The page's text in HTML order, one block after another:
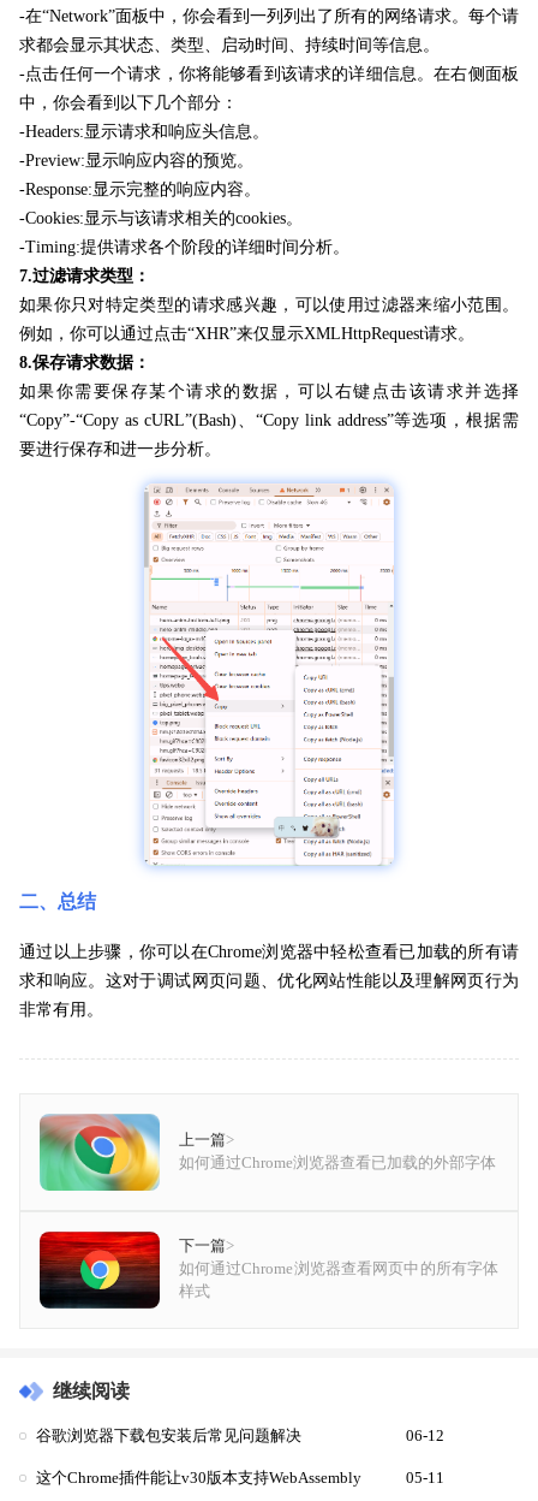
-在“Network”面板中，你会看到一列列出了所有的网络请求。每个请
求都会显示其状态、类型、启动时间、持续时间等信息。
-点击任何一个请求，你将能够看到该请求的详细信息。在右侧面板
中，你会看到以下几个部分：
-Headers:显示请求和响应头信息。
-Preview:显示响应内容的预览。
-Response:显示完整的响应内容。
-Cookies:显示与该请求相关的cookies。
-Timing:提供请求各个阶段的详细时间分析。
7.过滤请求类型：
如果你只对特定类型的请求感兴趣，可以使用过滤器来缩小范围。
例如，你可以通过点击“XHR”来仅显示XMLHttpRequest请求。
8.保存请求数据：
如果你需要保存某个请求的数据，可以右键点击该请求并选择
“Copy”-“Copy as cURL”(Bash)、“Copy link address”等选项，根据需
要进行保存和进一步分析。
二、总结
通过以上步骤，你可以在Chrome浏览器中轻松查看已加载的所有请
求和响应。这对于调试网页问题、优化网站性能以及理解网页行为
非常有用。
上一篇>
如何通过Chrome浏览器查看已加载的外部字体
下一篇>
如何通过Chrome浏览器查看网页中的所有字体
样式
继续阅读
谷歌浏览器下载包安装后常见问题解决 06-12
这个Chrome插件能让v30版本支持WebAssembly 05-11